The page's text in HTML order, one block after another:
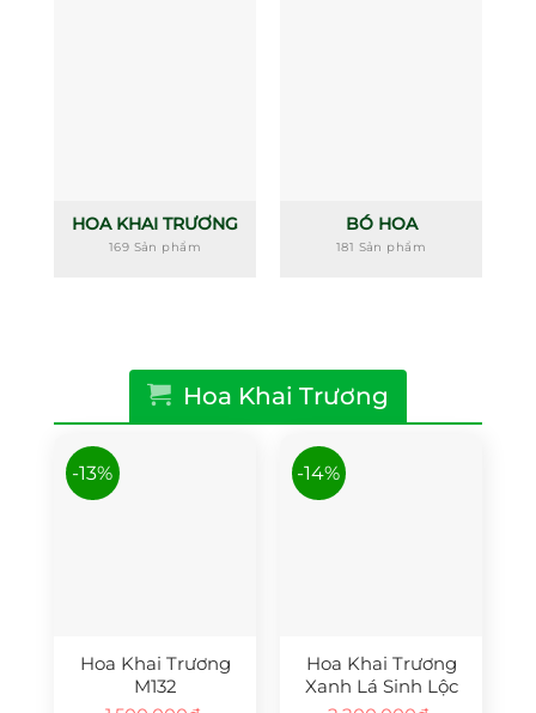
HOA KHAI TRƯƠNG
169 Sản phẩm
BÓ HOA
181 Sản phẩm
Hoa Khai Trương
-13%
Hoa Khai Trương
M132
-14%
Hoa Khai Trương
Xanh Lá Sinh Lộc
S48